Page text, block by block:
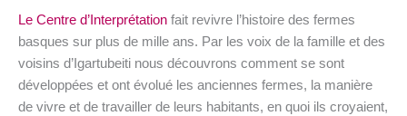
Le Centre d’Interprétation fait revivre l’histoire des fermes
basques sur plus de mille ans. Par les voix de la famille et des
voisins d’Igartubeiti nous découvrons comment se sont
développées et ont évolué les anciennes fermes, la manière
de vivre et de travailler de leurs habitants, en quoi ils croyaient,